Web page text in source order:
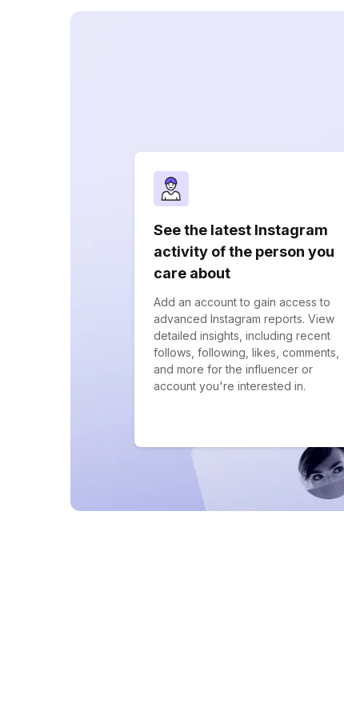
See the latest Instagram
activity of the person you
care about
Add an account to gain access to
advanced Instagram reports. View
detailed insights, including recent
follows, following, likes, comments,
and more for the influencer or
account you're interested in.